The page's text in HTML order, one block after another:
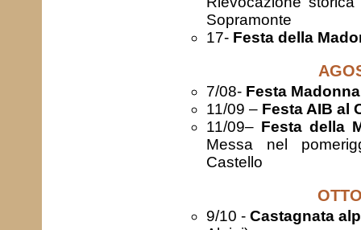
Sopramonte
17- Festa della
7/08- Festa
11/09 – Festa AIB al
11/09– Festa della
Messa nel
Castello
9/10 - Castagnata